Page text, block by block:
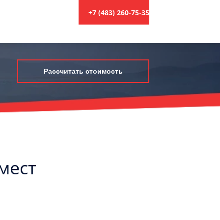
+7 (483) 260-75-35
Рассчитать стоимость